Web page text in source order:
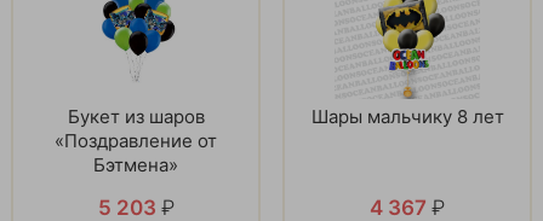
Букет из шаров
«Поздравление от
Бэтмена»
5 203 ₽
Шары мальчику 8 лет
4 367 ₽